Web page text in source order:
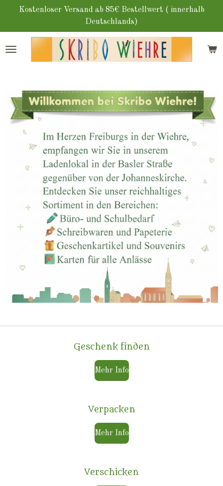
Zum
springen
Kostenloser Versand ab 85€ Bestellwert ( innerhalb
Deutschlands)
Geschenk finden
Mehr Info
Verpacken
Mehr Info
Verschicken